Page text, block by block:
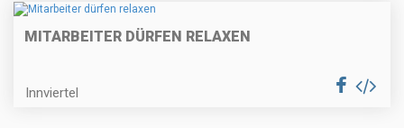
MITARBEITER DÜRFEN RELAXEN
Innviertel